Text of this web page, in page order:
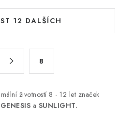
12 DALŠÍCH
8
životností 8 - 12 let značek
GENESIS a SUNLIGHT.